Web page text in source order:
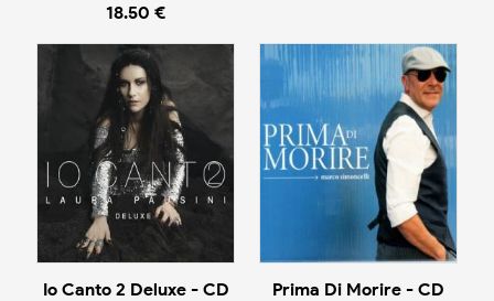
18.50 €
Io Canto 2 Deluxe - CD
Prima Di Morire - CD